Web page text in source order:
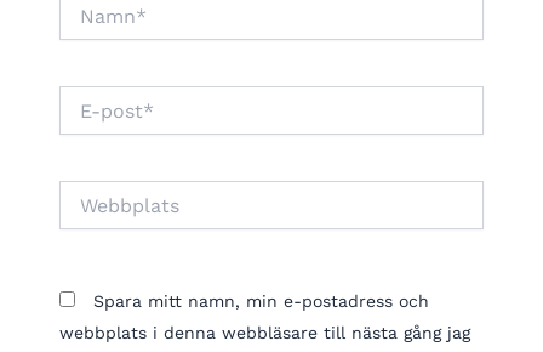
post*
Spara mitt namn, min e-postadress och
webbplats i denna webbläsare till nästa gång jag